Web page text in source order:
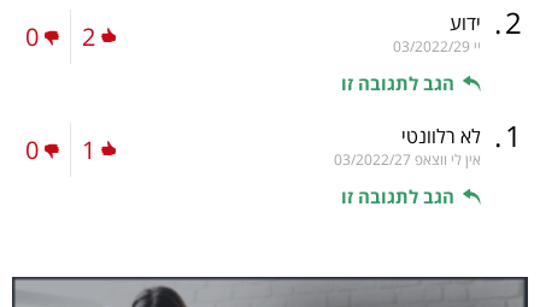
2
. ידוע
יי 03/2022/29
הגב לתגובה זו
2
0
1
. לא רלוונטי
אין לי ווצאפ 03/2022/27
הגב לתגובה זו
1
0